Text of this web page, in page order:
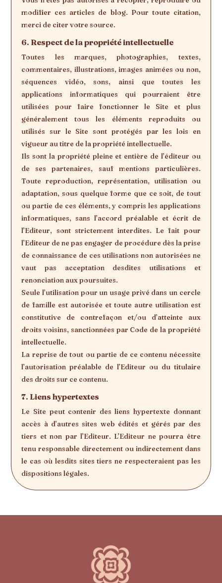
modifier ces articles de blog. Pour toute citation,
merci de citer votre source.
6. Respect de la propriété intellectuelle
Toutes les marques, photographies, textes,
commentaires, illustrations, images animées ou non,
séquences vidéo, sons, ainsi que toutes les
applications informatiques qui pourraient être
utilisées pour faire fonctionner le Site et plus
généralement tous les éléments reproduits ou
utilisés sur le Site sont protégés par les lois en
vigueur au titre de la propriété intellectuelle.
Ils sont la propriété pleine et entière de l’éditeur ou
de ses partenaires, sauf mentions particulières.
Toute reproduction, représentation, utilisation ou
adaptation, sous quelque forme que ce soit, de tout
ou partie de ces éléments, y compris les applications
informatiques, sans l’accord préalable et écrit de
l’Editeur, sont strictement interdites. Le fait pour
l’Editeur de ne pas engager de procédure dès la prise
de connaissance de ces utilisations non autorisées ne
vaut pas acceptation desdites utilisations et
renonciation aux poursuites.
Seule l’utilisation pour un usage privé dans un cercle
de famille est autorisée et toute autre utilisation est
constitutive de contrefaçon et/ou d’atteinte aux
droits voisins, sanctionnées par Code de la propriété
intellectuelle.
La reprise de tout ou partie de ce contenu nécessite
l’autorisation préalable de l’Editeur ou du titulaire
des droits sur ce contenu.
7. Liens hypertextes
Le Site peut contenir des liens hypertexte donnant
accès à d’autres sites web édités et gérés par des
tiers et non par l’Editeur. L’Editeur ne pourra être
tenu responsable directement ou indirectement dans
le cas où lesdits sites tiers ne respecteraient pas les
dispositions légales.